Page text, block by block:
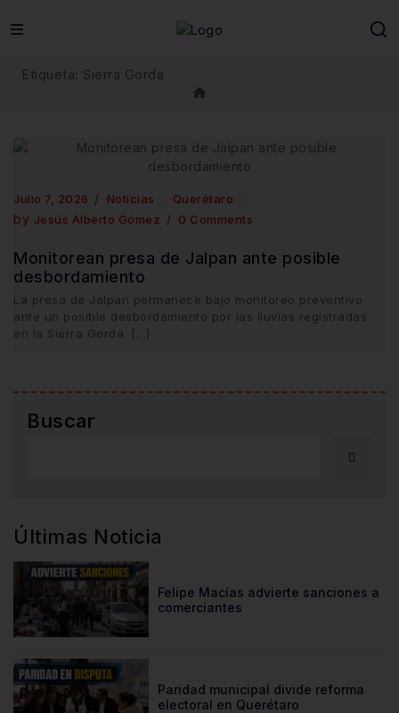
to
Etiqueta: Sierra Gorda
Julio 7, 2026 Noticias Querétaro
by Jesús Alberto Gómez 0 Comments
Monitorean presa de Jalpan ante posible
desbordamiento
La presa de Jalpan permanece bajo monitoreo preventivo
ante un posible desbordamiento por las lluvias registradas
en la Sierra Gorda. […]
Buscar
Últimas Noticia
Felipe Macías advierte sanciones a
comerciantes
Paridad municipal divide reforma
electoral en Querétaro